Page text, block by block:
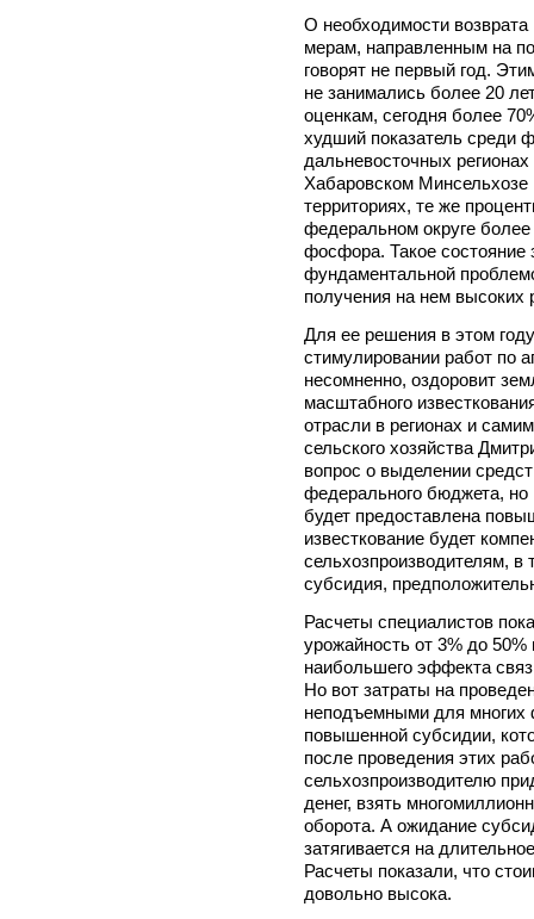
О необходимости возврата
мерам, направленным на
говорят не первый год.
не занимались более 20
оценкам, сегодня более
худший показатель среди
дальневосточных
Хабаровском Минсельхозе
территориях, те же
федеральном округе
фосфора. Такое состояние
фундаментальной
получения на нем высоких
Для ее решения в этом
стимулировании работ по
несомненно, оздоровит
масштабного
отрасли в регионах и
сельского хозяйства
вопрос о выделении
федерального бюджета, но
будет предоставлена
известкование будет
сельхозпроизводителям,
субсидия,
Расчеты специалистов
урожайность от 3% до
наибольшего эффекта
Но вот затраты на
неподъемными для
повышенной субсидии,
после проведения этих
сельхозпроизводителю
денег, взять
оборота. А ожидание
затягивается на
Расчеты показали, что
довольно высока.